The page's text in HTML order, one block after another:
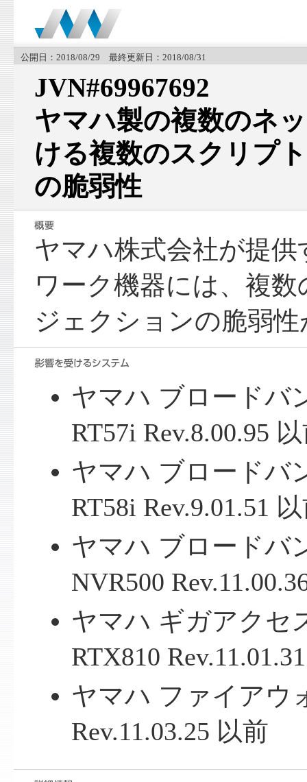
公開日：2018/08/29 最終更新日：2018/08/31
JVN#69967692
ヤマハ製の複数のネ
ける複数のスクリプ
の脆弱性
ヤマハ株式会社が提
ワーク機器には、複
ジェクションの脆弱
ヤマハ ブロードバ
RT57i Rev.8.00.95
ヤマハ ブロードバ
RT58i Rev.9.01.51
ヤマハ ブロードバ
NVR500
ヤマハ ギガアクセ
RTX810
ヤマハ ファイアウ
Rev.11.03.25 以前